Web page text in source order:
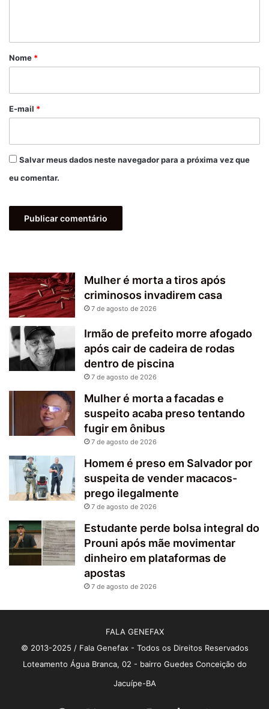
r
*
Nome *
E-mail *
Salvar meus dados neste navegador para a próxima vez que
eu comentar.
Mulher é morta a tiros após
criminosos invadirem casa
7 de agosto de 2026
Irmão de prefeito morre afogado
após cair de cadeira de rodas
dentro de piscina
7 de agosto de 2026
Mulher é morta a facadas e
suspeito acaba preso tentando
fugir em ônibus
7 de agosto de 2026
Homem é preso em Salvador por
suspeita de vender macacos-
prego ilegalmente
7 de agosto de 2026
Estudante perde bolsa integral do
Prouni após mãe movimentar
dinheiro em plataformas de
apostas
7 de agosto de 2026
FALA GENEFAX
© 2013-2025 / Fala Genefax - Todos os Direitos Reservados
Loteamento Água Branca, 02 - bairro Guedes Conceição do
Jacuípe-BA